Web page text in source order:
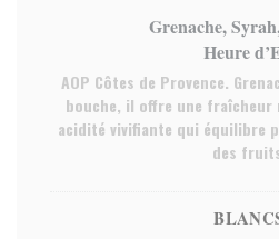
Grenache,
Heure
AOP Côtes de Provence.
bouche, il offre une fraîcheur
acidité vivifiante qui équilibre
des